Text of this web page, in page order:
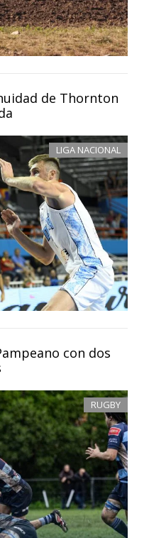
de Thornton
LIGA NACIONAL
con dos
RUGBY